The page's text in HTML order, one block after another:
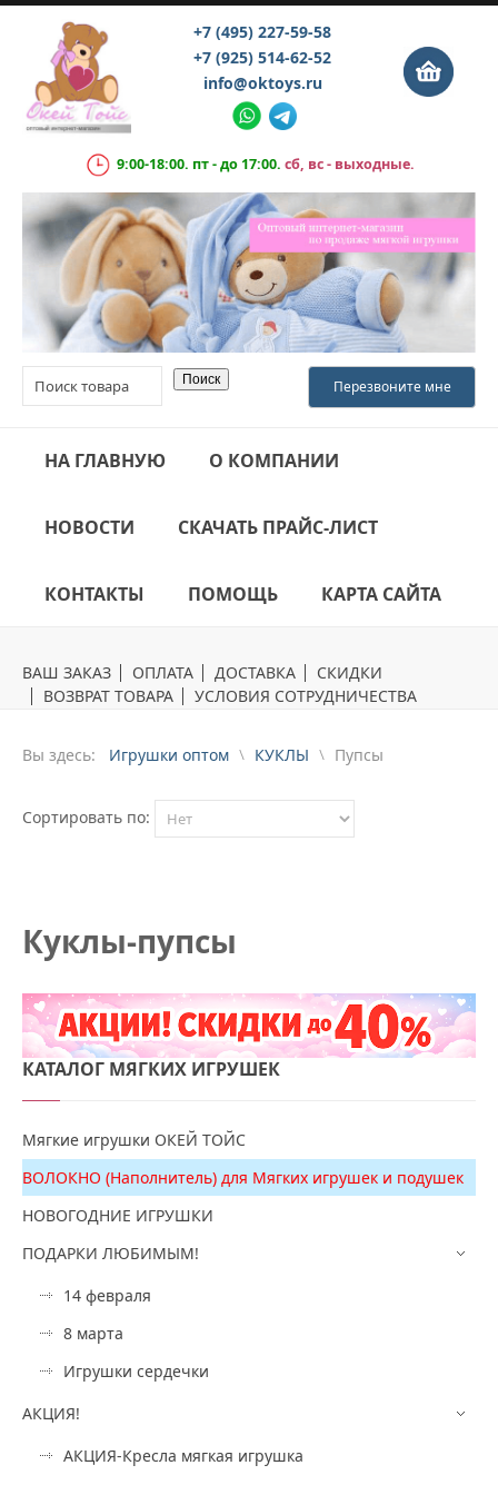
+7 (495) 227-59-58
+7 (925) 514-62-52
info@oktoys.ru
9:00-18:00. пт - до 17:00. сб, вс - выходные.
НА ГЛАВНУЮ О КОМПАНИИ
НОВОСТИ СКАЧАТЬ ПРАЙС-ЛИСТ
КОНТАКТЫ ПОМОЩЬ КАРТА САЙТА
ВАШ ЗАКАЗ ОПЛАТА ДОСТАВКА
СКИДКИ
ВОЗВРАТ ТОВАРА
УСЛОВИЯ СОТРУДНИЧЕСТВА
Вы здесь: Игрушки оптом КУКЛЫ Пупсы
Сортировать по:
Куклы-пупсы
КАТАЛОГ МЯГКИХ ИГРУШЕК
Мягкие игрушки ОКЕЙ ТОЙС
ВОЛОКНО (Наполнитель) для Мягких игрушек и подушек
НОВОГОДНИЕ ИГРУШКИ
ПОДАРКИ ЛЮБИМЫМ!
14 февраля
8 марта
Игрушки сердечки
АКЦИЯ!
АКЦИЯ-Кресла мягкая игрушка